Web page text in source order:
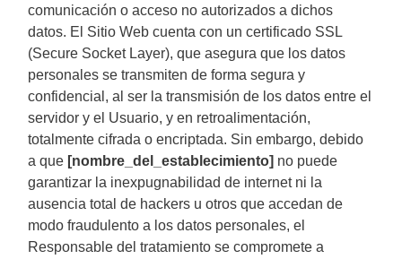
comunicación o acceso no autorizados a dichos
datos. El Sitio Web cuenta con un certificado SSL
(Secure Socket Layer), que asegura que los datos
personales se transmiten de forma segura y
confidencial, al ser la transmisión de los datos entre el
servidor y el Usuario, y en retroalimentación,
totalmente cifrada o encriptada. Sin embargo, debido
a que [nombre_del_establecimiento] no puede
garantizar la inexpugnabilidad de internet ni la
ausencia total de hackers u otros que accedan de
modo fraudulento a los datos personales, el
Responsable del tratamiento se compromete a